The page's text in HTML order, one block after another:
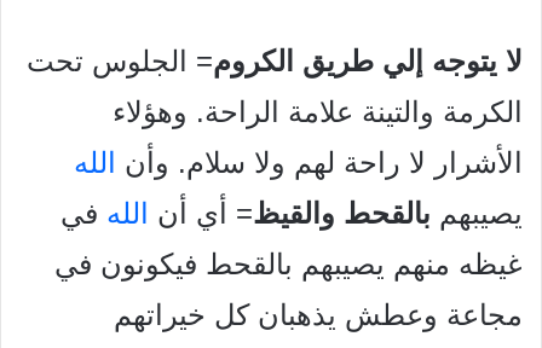
لا يتوجه إلي طريق الكروم= الجلوس تحت
الكرمة والتينة علامة الراحة. وهؤلاء
الأشرار لا راحة لهم ولا سلام. وأن
الله
يصيبهم بالقحط والقيظ= أي أن الله في
غيظه منهم يصيبهم بالقحط فيكونون في
مجاعة وعطش يذهبان كل خيراتهم